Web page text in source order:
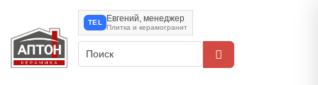
TEL Евгений, менеджер
Плитка и керамогранит